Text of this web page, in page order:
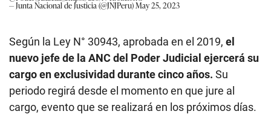
— Junta Nacional de Justicia (@JNJPeru)May 25, 2023
Según la Ley N° 30943, aprobada en el 2019, el
nuevo jefe de la ANC del Poder Judicial ejercerá su
cargo en exclusividad durante cinco años. Su
periodo regirá desde el momento en que jure al
cargo, evento que se realizará en los próximos días.